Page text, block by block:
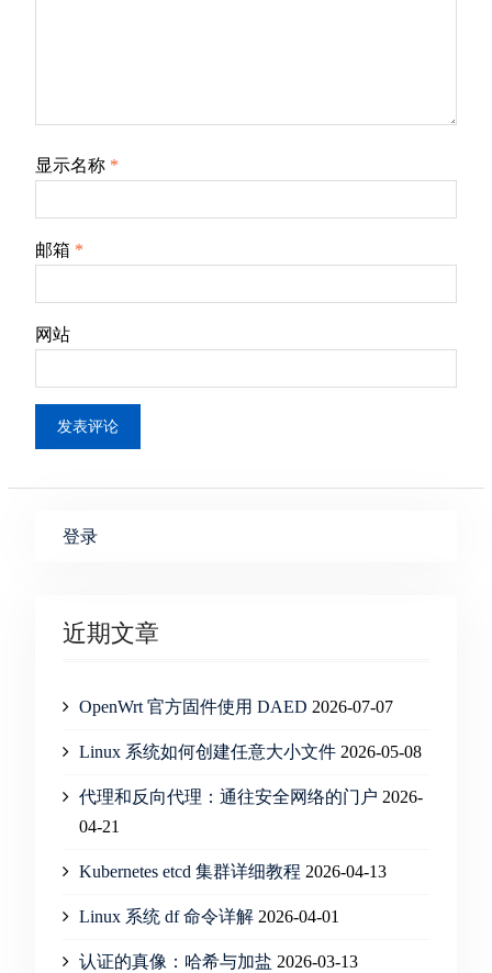
显示名称 *
邮箱 *
网站
登录
近期文章
OpenWrt 官方固件使用 DAED 2026-07-07
Linux 系统如何创建任意大小文件 2026-05-08
代理和反向代理：通往安全网络的门户 2026-
04-21
Kubernetes etcd 集群详细教程 2026-04-13
Linux 系统 df 命令详解 2026-04-01
认证的真像：哈希与加盐 2026-03-13